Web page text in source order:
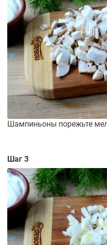
Шампиньоны порежьте
Шаг 3